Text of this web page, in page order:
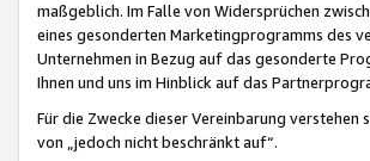
maßgeblich. Im Falle von Widersprüchen
eines gesonderten Marketingprogramms des
Unternehmen in Bezug auf das gesonderte
Ihnen und uns im Hinblick auf das
Für die Zwecke dieser Vereinbarung verstehen
von „jedoch nicht beschränkt auf“.